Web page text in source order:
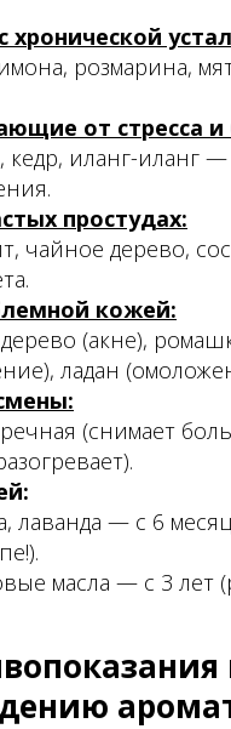
хронической
розмарина,
от стресса
кедр, иланг-иланг —
простудах:
чайное дерево,
кожей:
(акне),
ладан
(снимает
лаванда — с 6
масла — с 3 лет